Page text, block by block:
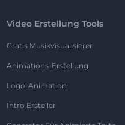
Video Erstellung Tools
Gratis Musikvisualisierer
Animations-Erstellung
Logo-Animation
Intro Ersteller